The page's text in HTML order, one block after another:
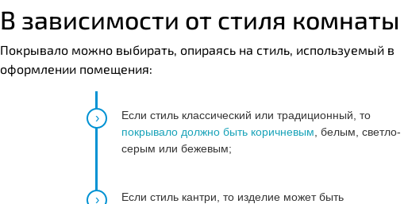
В зависимости от стиля комнаты
Покрывало можно выбирать, опираясь на стиль, используемый в
оформлении помещения:
Если стиль классический или традиционный, то
покрывало должно быть коричневым , белым, светло-
серым или бежевым;
Если стиль кантри, то изделие может быть